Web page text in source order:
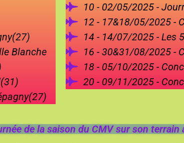
Blanche
10 - 02/05/2025 -
12 - 17&18/05/2025 -
14 - 14/07/2025 - Les
16 - 30&31/08/2025 -
18 - 05/10/2025 -
20 - 09/11/2025 -
de la saison du CMV sur son terrain